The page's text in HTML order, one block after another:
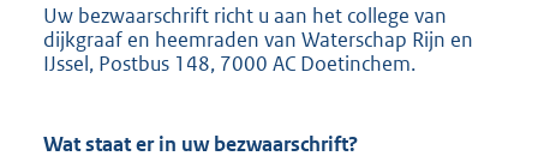
Uw bezwaarschrift richt u aan het college van
dijkgraaf en heemraden van Waterschap Rijn en
IJssel, Postbus 148, 7000 AC Doetinchem.
Wat staat er in uw bezwaarschrift?